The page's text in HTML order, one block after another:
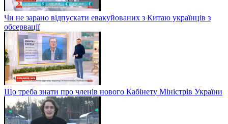
Чи не зарано відпускати евакуйованих з Китаю українців з
обсервації
Що треба знати про членів нового Кабінету Міністрів України